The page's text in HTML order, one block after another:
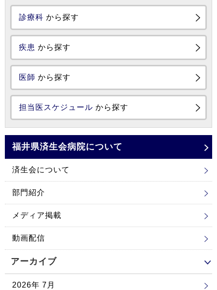
診療科 から探す
疾患 から探す
医師 から探す
担当医スケジュール から探す
福井県済生会病院について
済生会について
部門紹介
メディア掲載
動画配信
アーカイブ
2026年 7月